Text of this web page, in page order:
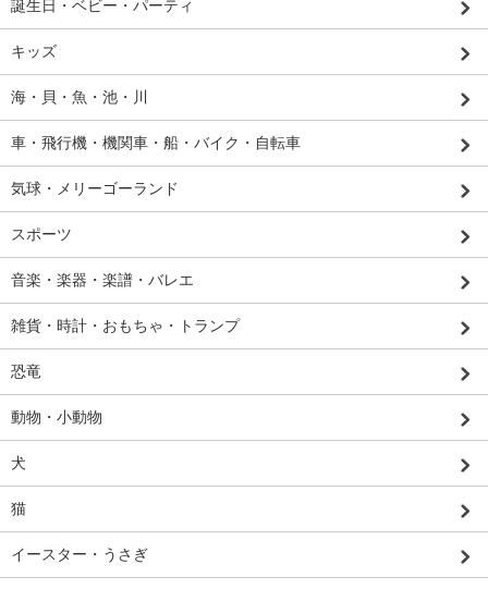
誕生日・ベビー・パーティ
キッズ
海・貝・魚・池・川
車・飛行機・機関車・船・バイク・自転車
気球・メリーゴーランド
スポーツ
音楽・楽器・楽譜・バレエ
雑貨・時計・おもちゃ・トランプ
恐竜
動物・小動物
犬
猫
イースター・うさぎ